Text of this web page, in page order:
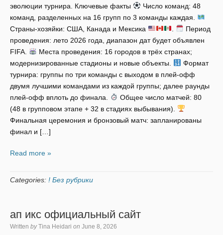
эволюции турнира. Ключевые факты
Число команд: 48
команд, разделенных на 16 групп по 3 команды каждая.
Страны-хозяйки: США, Канада и Мексика
Период
проведения: лето 2026 года, диапазон дат будет объявлен
FIFA.
Места проведения: 16 городов в трёх странах;
модернизированные стадионы и новые объекты.
Формат
турнира: группы по три команды с выходом в плей-офф
двумя лучшими командами из каждой группы; далее раунды
плей-офф вплоть до финала.
Общее число матчей: 80
(48 в групповом этапе + 32 в стадиях выбывания).
Финальная церемония и бронзовый матч: запланированы
финал и […]
Read more »
Categories: ! Без рубрики
ап икс официальный сайт
Written by Tina Heidari on June 8, 2026